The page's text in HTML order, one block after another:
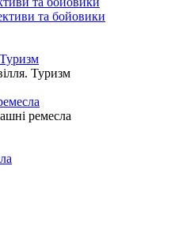
та бойовики
Туризм
ремесла